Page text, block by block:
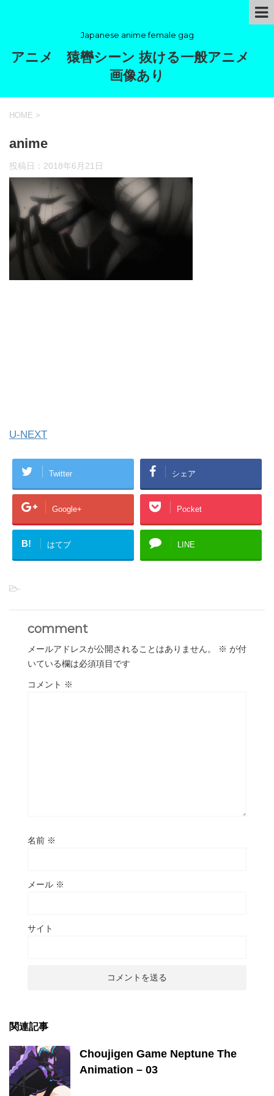
Japanese anime female gag
アニメ 猿轡シーン 抜ける一般アニメ
画像あり
HOME >
anime
投稿日： 2018年6月21日
U-NEXT
Twitter シェア
Google+ Pocket
B! はてブ LINE
-
comment
メールアドレスが公開されることはありません。 ※ が付
いている欄は必須項目です
コメント ※
名前 ※
メール ※
サイト
関連記事
Choujigen Game Neptune The
Animation – 03